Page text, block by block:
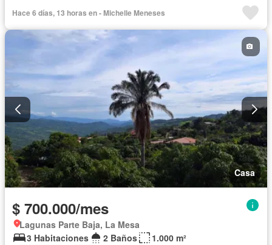
Hace 6 días, 13 horas en - Michelle Meneses
Casa
$ 700.000/mes
Lagunas Parte Baja, La Mesa
3 Habitaciones
2 Baños
1.000 m²